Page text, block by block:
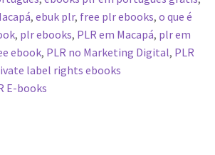
, ebuk plr, free plr ebooks, o que é
, plr ebooks, PLR em Macapá, plr em
ebook, PLR no Marketing Digital, PLR
label rights ebooks
E-books